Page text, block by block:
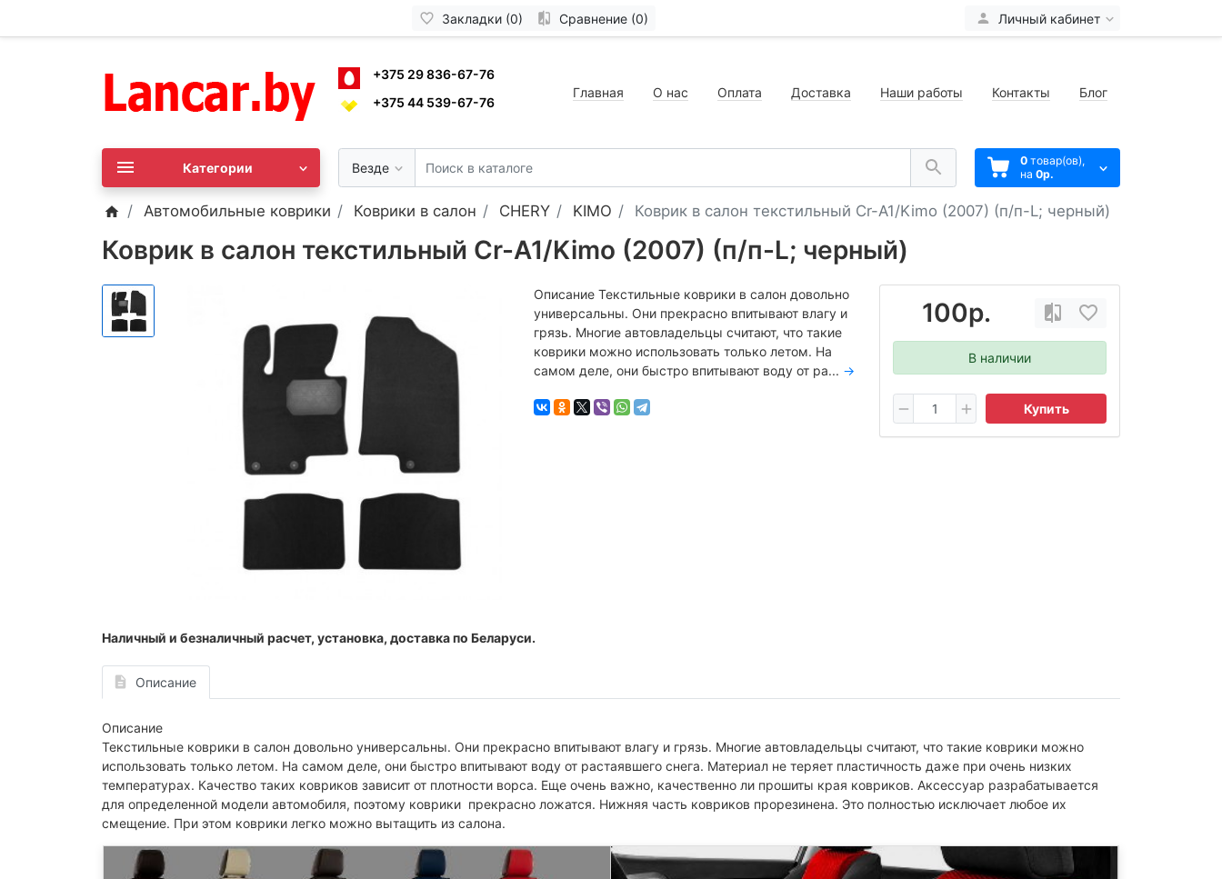
Закладки (0) Сравнение (0) Личный кабинет
+375 29 836-67-76
+375 44 539-67-76
Главная О нас Оплата Доставка Наши работы Контакты Блог
Везде 0 товар(ов),
на 0р.
Категории
Автомобильные коврики Коврики в салон CHERY KIMO Коврик в салон текстильный Cr-A1/Kimo (2007) (п/п-L; черный)
Коврик в салон текстильный Cr-A1/Kimo (2007) (п/п-L; черный)
100р.
В наличии
Купить
Описание Текстильные коврики в салон довольно
универсальны. Они прекрасно впитывают влагу и
грязь. Многие автовладельцы считают, что такие
коврики можно использовать только летом. На
самом деле, они быстро впитывают воду от ра... →
Наличный и безналичный расчет, установка, доставка по Беларуси.
Описание
Описание
Текстильные коврики в салон довольно универсальны. Они прекрасно впитывают влагу и грязь. Многие автовладельцы считают, что такие коврики можно
использовать только летом. На самом деле, они быстро впитывают воду от растаявшего снега. Материал не теряет пластичность даже при очень низких
температурах. Качество таких ковриков зависит от плотности ворса. Еще очень важно, качественно ли прошиты края ковриков. Аксессуар разрабатывается
для определенной модели автомобиля, поэтому коврики прекрасно ложатся. Нижняя часть ковриков прорезинена. Это полностью исключает любое их
смещение. При этом коврики легко можно вытащить из салона.